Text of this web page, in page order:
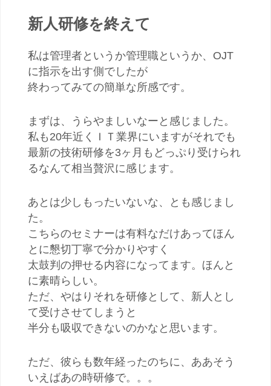
新人研修を終えて
私は管理者というか管理職というか、OJT
に指示を出す側でしたが
終わってみての簡単な所感です。
まずは、うらやましいなーと感じました。
私も20年近くＩＴ業界にいますがそれでも
最新の技術研修を3ヶ月もどっぷり受けられ
るなんて相当贅沢に感じます。
あとは少しもったいないな、とも感じまし
た。
こちらのセミナーは有料なだけあってほん
とに懇切丁寧で分かりやすく
太鼓判の押せる内容になってます。ほんと
に素晴らしい。
ただ、やはりそれを研修として、新人とし
て受けさせてしまうと
半分も吸収できないのかなと思います。
ただ、彼らも数年経ったのちに、ああそう
いえばあの時研修で。。。